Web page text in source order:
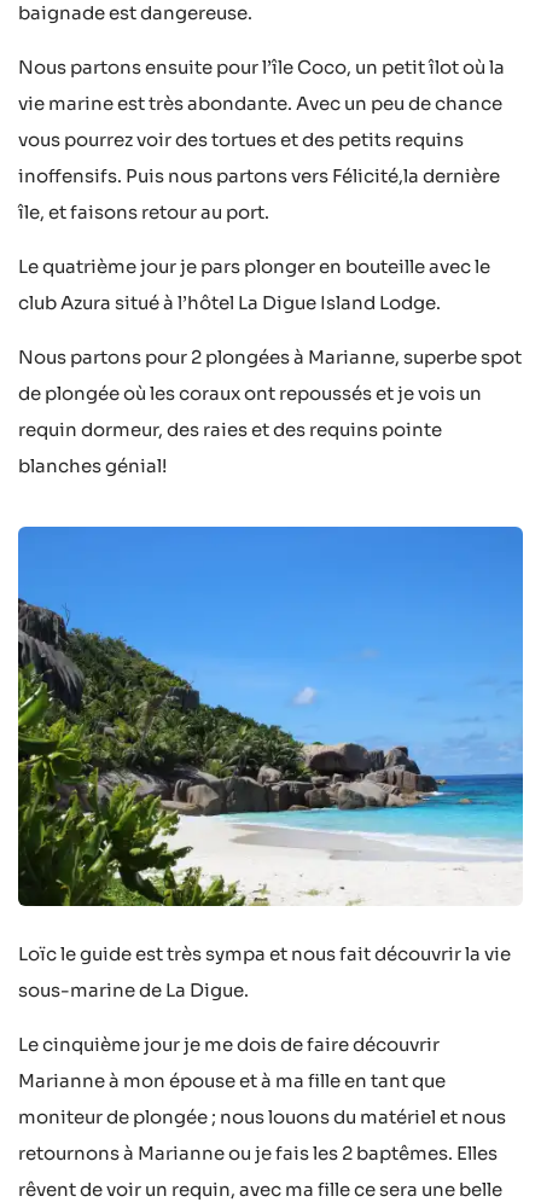
baignade est dangereuse.
Nous partons ensuite pour l’île Coco, un petit îlot où la
vie marine est très abondante. Avec un peu de chance
vous pourrez voir des tortues et des petits requins
inoffensifs. Puis nous partons vers Félicité,la dernière
île, et faisons retour au port.
Le quatrième jour je pars plonger en bouteille avec le
club Azura situé à l’hôtel La Digue Island Lodge.
Nous partons pour 2 plongées à Marianne, superbe spot
de plongée où les coraux ont repoussés et je vois un
requin dormeur, des raies et des requins pointe
blanches génial!
Loïc le guide est très sympa et nous fait découvrir la vie
sous-marine de La Digue.
Le cinquième jour je me dois de faire découvrir
Marianne à mon épouse et à ma fille en tant que
moniteur de plongée ; nous louons du matériel et nous
retournons à Marianne ou je fais les 2 baptêmes. Elles
rêvent de voir un requin, avec ma fille ce sera une belle